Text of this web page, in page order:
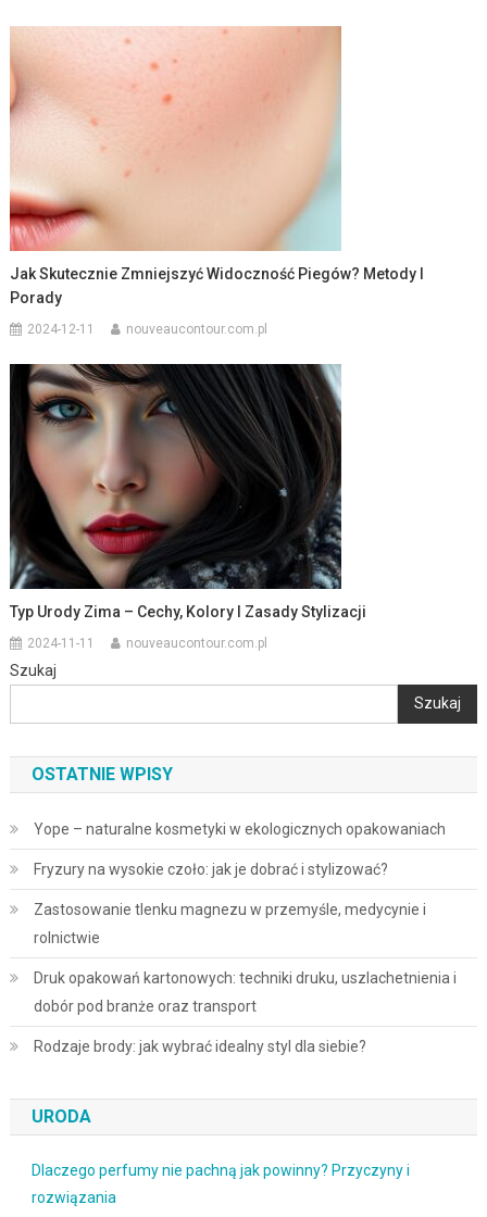
Jak Skutecznie Zmniejszyć Widoczność Piegów? Metody I
Porady
2024-12-11 nouveaucontour.com.pl
Typ Urody Zima – Cechy, Kolory I Zasady Stylizacji
2024-11-11 nouveaucontour.com.pl
Szukaj
Szukaj
OSTATNIE WPISY
Yope – naturalne kosmetyki w ekologicznych opakowaniach
Fryzury na wysokie czoło: jak je dobrać i stylizować?
Zastosowanie tlenku magnezu w przemyśle, medycynie i
rolnictwie
Druk opakowań kartonowych: techniki druku, uszlachetnienia i
dobór pod branże oraz transport
Rodzaje brody: jak wybrać idealny styl dla siebie?
URODA
Dlaczego perfumy nie pachną jak powinny? Przyczyny i
rozwiązania